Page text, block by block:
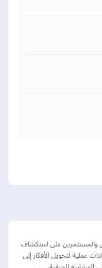
والمستثمرين على استكشاف
عملية لتحويل الأفكار إلى